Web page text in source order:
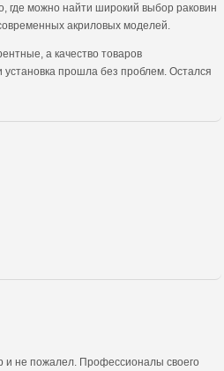
где можно найти широкий выбор раковин
акриловых моделей.
а качество товаров
прошла без проблем. Остался
и не пожалел. Профессионалы своего